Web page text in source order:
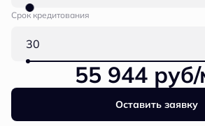
Срок кредитования
55 944
Оставить заявку